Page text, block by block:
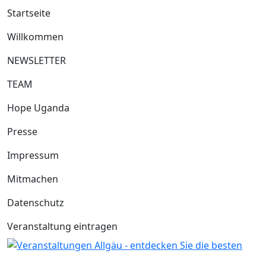
Startseite
Willkommen
NEWSLETTER
TEAM
Hope Uganda
Presse
Impressum
Mitmachen
Datenschutz
Veranstaltung eintragen